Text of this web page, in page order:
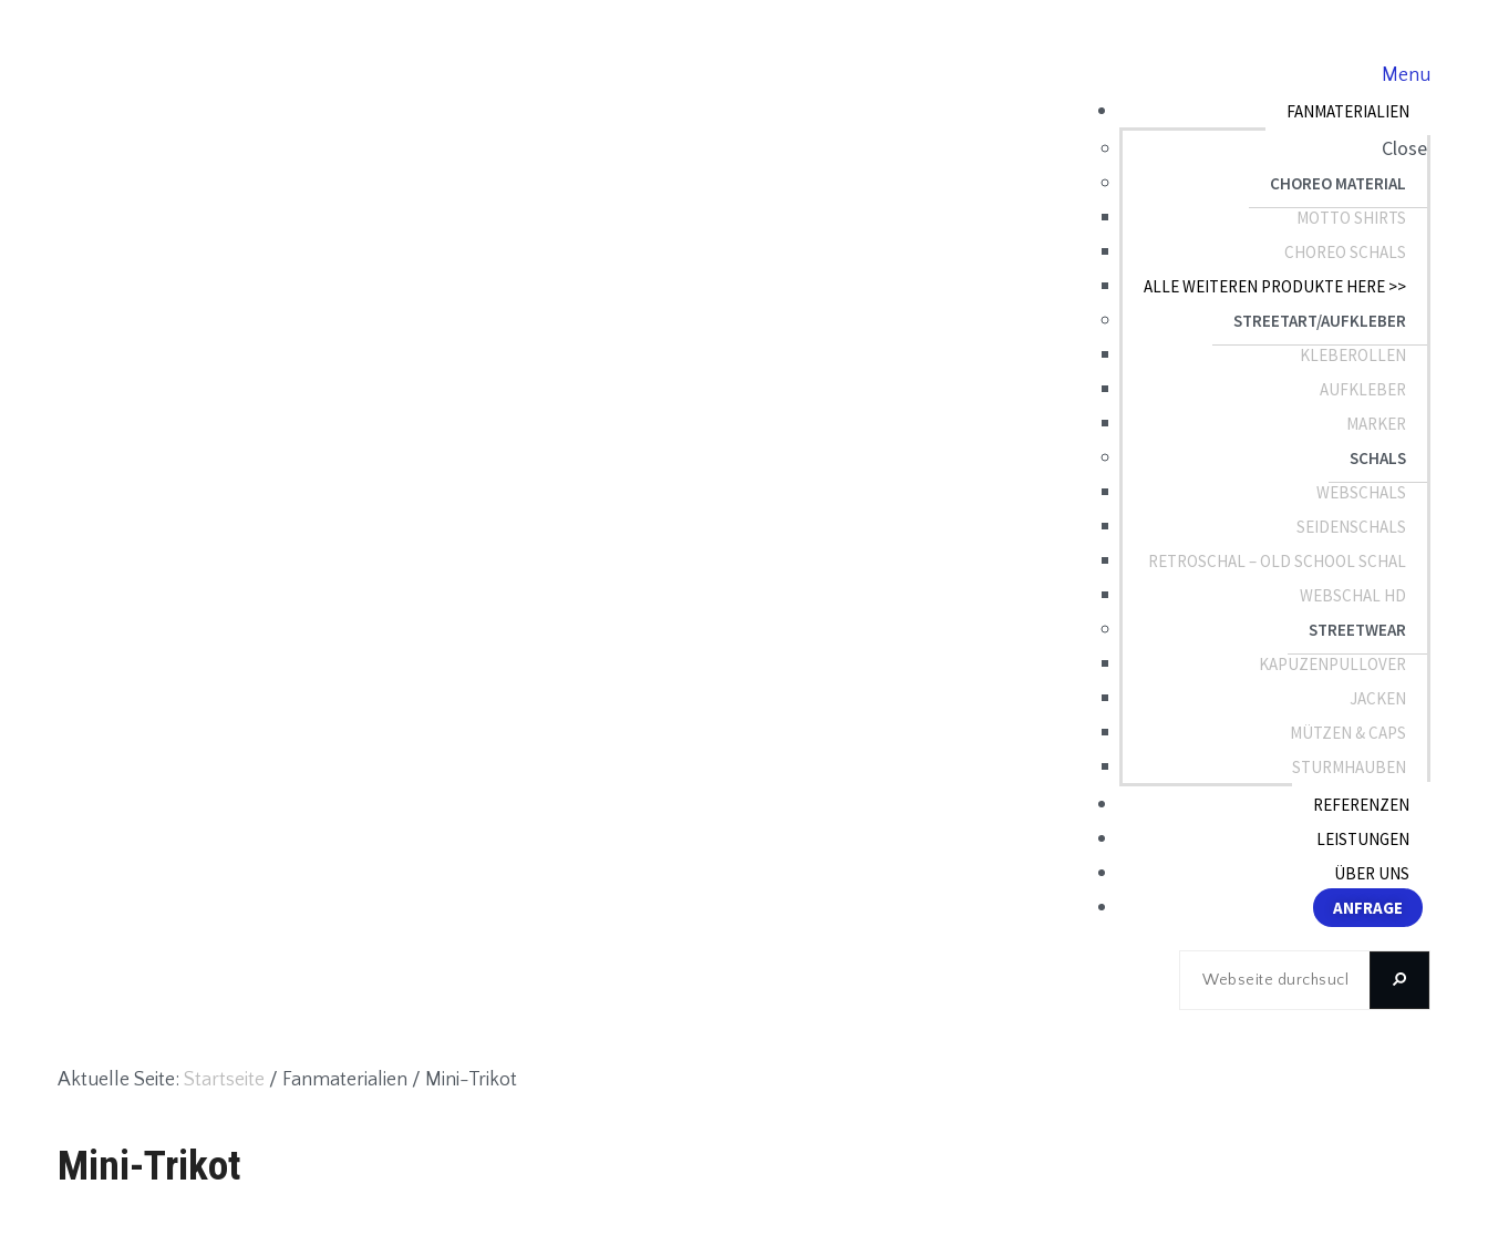
Menu
FANMATERIALIEN
Close
CHOREO MATERIAL
MOTTO SHIRTS
CHOREO SCHALS
ALLE WEITEREN PRODUKTE HERE >>
STREETART/AUFKLEBER
KLEBEROLLEN
AUFKLEBER
MARKER
SCHALS
WEBSCHALS
SEIDENSCHALS
RETROSCHAL – OLD SCHOOL SCHAL
WEBSCHAL HD
STREETWEAR
KAPUZENPULLOVER
JACKEN
MÜTZEN & CAPS
STURMHAUBEN
REFERENZEN
LEISTUNGEN
ÜBER UNS
ANFRAGE
Webseite

Aktuelle Seite: Startseite / Fanmaterialien / Mini-Trikot
Mini-Trikot